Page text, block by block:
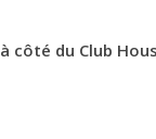
côté du Club